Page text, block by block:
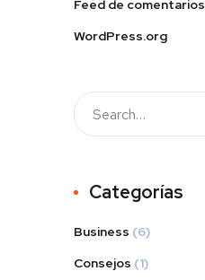
Feed de comentarios
WordPress.org
Categorías
Business (6)
Consejos (1)